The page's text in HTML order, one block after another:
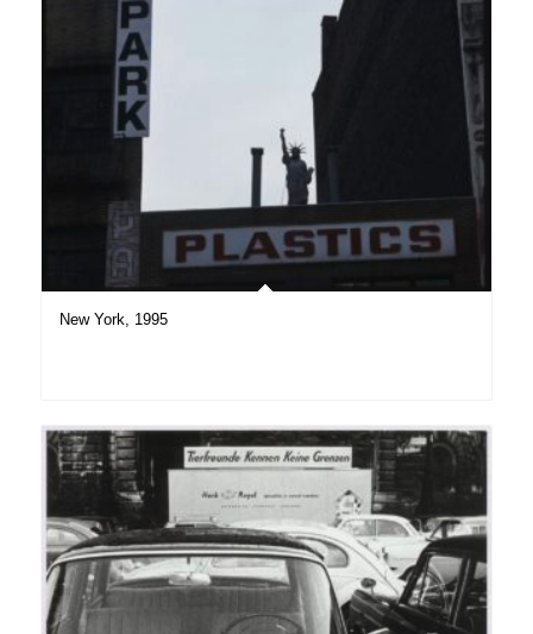
New York, 1995